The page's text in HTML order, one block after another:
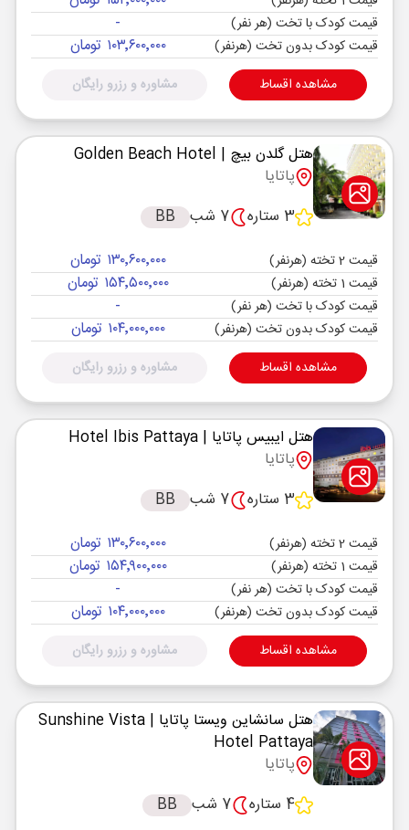
قیمت کودک با تخت (هر نفر) -
قیمت کودک بدون تخت (هرنفر) ۱۰۳٬۶۰۰٬۰۰۰ تومان
مشاهده اقساط مشاوره و رزرو رایگان
هتل گلدن بیچ | Golden Beach Hotel
پاتایا
3 ستاره
7 شب BB
قیمت 2 تخته (هرنفر) ۱۳۰٬۶۰۰٬۰۰۰ تومان
قیمت 1 تخته (هرنفر) ۱۵۴٬۵۰۰٬۰۰۰ تومان
قیمت کودک با تخت (هر نفر) -
قیمت کودک بدون تخت (هرنفر) ۱۰۴٬۰۰۰٬۰۰۰ تومان
مشاهده اقساط مشاوره و رزرو رایگان
هتل ایبیس پاتایا | Hotel Ibis Pattaya
پاتایا
3 ستاره
7 شب BB
قیمت 2 تخته (هرنفر) ۱۳۰٬۶۰۰٬۰۰۰ تومان
قیمت 1 تخته (هرنفر) ۱۵۴٬۹۰۰٬۰۰۰ تومان
قیمت کودک با تخت (هر نفر) -
قیمت کودک بدون تخت (هرنفر) ۱۰۴٬۰۰۰٬۰۰۰ تومان
مشاهده اقساط مشاوره و رزرو رایگان
هتل سانشاین ویستا پاتایا
| Sunshine Vista
Hotel Pattaya
پاتایا
4 ستاره
7 شب BB